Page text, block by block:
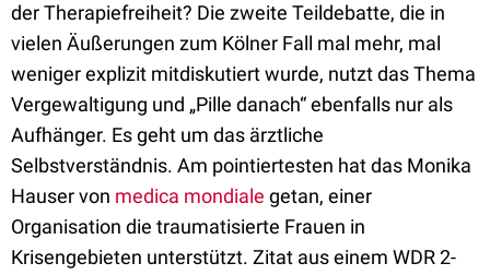
der Therapiefreiheit? Die zweite Teildebatte, die in
vielen Äußerungen zum Kölner Fall mal mehr, mal
weniger explizit mitdiskutiert wurde, nutzt das Thema
Vergewaltigung und „Pille danach“ ebenfalls nur als
Aufhänger. Es geht um das ärztliche
Selbstverständnis. Am pointiertesten hat das Monika
Hauser von medica mondiale getan, einer
Organisation die traumatisierte Frauen in
Krisengebieten unterstützt. Zitat aus einem WDR 2-